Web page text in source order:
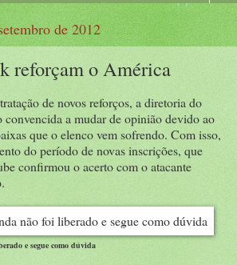
de 2012
reforçam o América
de novos reforços, a diretoria do
convencida a mudar de opinião devido ao
que o elenco vem sofrendo. Com isso,
do período de novas inscrições, que
confirmou o acerto com o atacante
e segue como dúvida